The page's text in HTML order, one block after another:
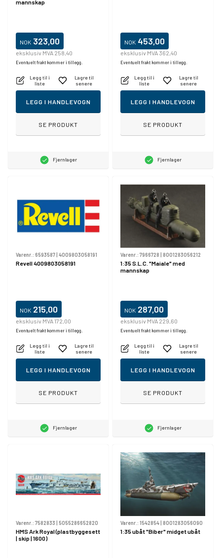
mannskap
NOK 323,00
eksklusiv MVA 258,40
Eventuelt frakt kommer i tillegg.
Legg til i
liste
Lagre til
senere
LEGG I HANDLEVOGN
SE PRODUKT
Fjernlager
NOK 453,00
eksklusiv MVA 362,40
Eventuelt frakt kommer i tillegg.
Legg til i
liste
Lagre til
senere
LEGG I HANDLEVOGN
SE PRODUKT
Fjernlager
Varenr.: 6593587 4009803058191
Revell 4009803058191
NOK 215,00
eksklusiv MVA 172,00
Eventuelt frakt kommer i tillegg.
Legg til i
liste
Lagre til
senere
LEGG I HANDLEVOGN
SE PRODUKT
Fjernlager
Varenr.: 7966728 8001283056212
1:35 S.L.C. "Maiale" med
mannskap
NOK 287,00
eksklusiv MVA 229,60
Eventuelt frakt kommer i tillegg.
Legg til i
liste
Lagre til
senere
LEGG I HANDLEVOGN
SE PRODUKT
Fjernlager
Varenr.: 7582833 | 5055286652820
HMS Ark Royal (plastbyggesett
| skip | 1600)
Varenr.: 1542854| 8001283056090
1:35 ubåt "Biber" midget ubåt